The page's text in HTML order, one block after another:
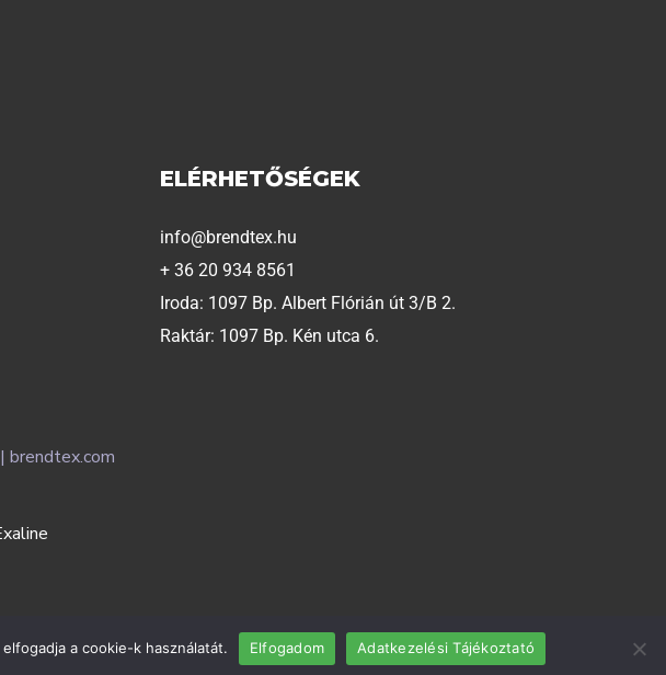
ELÉRHETŐSÉGEK
info@brendtex.hu
+ 36 20 934 8561
Iroda: 1097 Bp. Albert Flórián út 3/B 2.
Raktár: 1097 Bp. Kén utca 6.
a cookie-k használatát. Elfogadom Adatkezelési Tájékoztató